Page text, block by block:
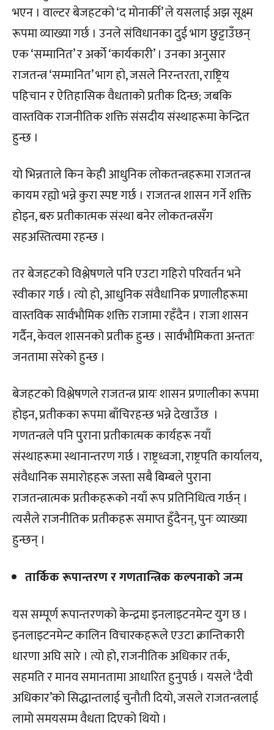
भएन । वाल्टर बेजहटको ‘द मोनार्की’ ले यसलाई अझ सूक्ष्म
रूपमा व्याख्या गर्छ । उनले संविधानका दुई भाग छुट्टाउँछन्
एक ‘सम्मानित’ र अर्को ‘कार्यकारी’ । उनका अनुसार
राजतन्त्र ‘सम्मानित’ भाग हो, जसले निरन्तरता, राष्ट्रिय
पहिचान र ऐतिहासिक वैधताको प्रतीक दिन्छ; जबकि
वास्तविक राजनीतिक शक्ति संसदीय संस्थाहरूमा केन्द्रित
हुन्छ ।
यो भिन्नताले किन केही आधुनिक लोकतन्त्रहरूमा राजतन्त्र
कायम रह्यो भन्ने कुरा स्पष्ट गर्छ । राजतन्त्र शासन गर्ने शक्ति
होइन, बरु प्रतीकात्मक संस्था बनेर लोकतन्त्रसँग
सहअस्तित्वमा रहन्छ ।
तर बेजहटको विश्लेषणले पनि एउटा गहिरो परिवर्तन भने
स्वीकार गर्छ । त्यो हो, आधुनिक संवैधानिक प्रणालीहरूमा
वास्तविक सार्वभौमिक शक्ति राजामा रहँदैन । राजा शासन
गर्दैन, केवल शासनको प्रतीक हुन्छ । सार्वभौमिकता अन्ततः
जनतामा सरेको हुन्छ ।
बेजहटको विश्लेषणले राजतन्त्र प्रायः शासन प्रणालीका रूपमा
होइन, प्रतीकका रूपमा बाँचिरहन्छ भन्ने देखाउँछ ।
गणतन्त्रले पनि पुराना प्रतीकात्मक कार्यहरू नयाँ
संस्थाहरूमा स्थानान्तरण गर्छ । राष्ट्रध्वजा, राष्ट्रपति कार्यालय,
संवैधानिक समारोहहरू जस्ता सबै बिम्बले पुराना
राजतन्त्रात्मक प्रतीकहरूको नयाँ रूप प्रतिनिधित्व गर्छन् ।
त्यसैले राजनीतिक प्रतीकहरू समाप्त हुँदैनन्, पुनः व्याख्या
हुन्छन् ।
तार्किक रूपान्तरण र गणतान्त्रिक कल्पनाको जन्म
यस सम्पूर्ण रूपान्तरणको केन्द्रमा इनलाइटनमेन्ट युग छ ।
इनलाइटनमेन्ट कालिन विचारकहरूले एउटा क्रान्तिकारी
धारणा अघि सारे । त्यो हो, राजनीतिक अधिकार तर्क,
सहमति र मानव समानतामा आधारित हुनुपर्छ । यसले ‘दैवी
अधिकार’को सिद्धान्तलाई चुनौती दियो, जसले राजतन्त्रलाई
लामो समयसम्म वैधता दिएको थियो ।